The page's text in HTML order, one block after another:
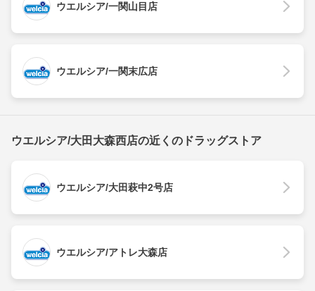
ウエルシア/一関山目店
ウエルシア/一関末広店
ウエルシア/大田大森西店の近くのドラッグストア
ウエルシア/大田萩中2号店
ウエルシア/アトレ大森店